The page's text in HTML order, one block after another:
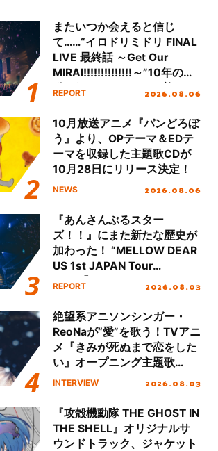
またいつか会えると信じ
て……“イロドリミドリ FINAL
LIVE 最終話 ～Get Our
MIRAI!!!!!!!!!!!!!!～”10年の活
動を経てファイナルを迎える
REPORT 2026.08.06
10月放送アニメ『パンどろぼ
う』より、OPテーマ＆EDテ
ーマを収録した主題歌CDが
10月28日にリリース決定！
NEWS 2026.08.06
『あんさんぶるスター
ズ！！』にまた新たな歴史が
加わった！ “MELLOW DEAR
US 1st JAPAN Tour
Final「NICE to meet YOU
ート!!
REPORT 2026.08.03
絶望系アニソンシンガー・
ReoNaが“愛”を歌う！TVアニ
メ『きみが死ぬまで恋をした
い』オープニング主題歌
「Amore」インタビュー
INTERVIEW 2026.08.03
『攻殻機動隊 THE GHOST IN
THE SHELL』オリジナルサ
ウンドトラック、ジャケット